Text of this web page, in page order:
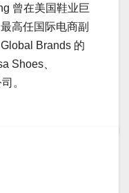
曾在美国鞋业巨
高任国际电商副
Brands 的
Shoes、
。